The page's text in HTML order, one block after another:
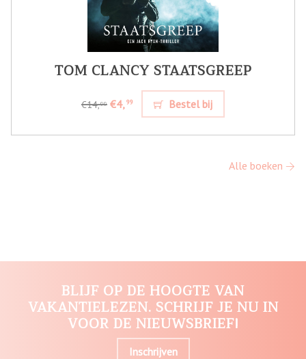
TOM CLANCY STAATSGREEP
€14,99 €4,99 Bestel bij
Alle boeken
BLIJF OP DE HOOGTE VAN
VAKANTIELEZEN. SCHRIJF JE NU IN
VOOR DE NIEUWSBRIEF!
Inschrijven